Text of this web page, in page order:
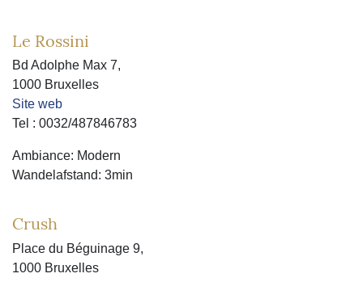
Le Rossini
Bd Adolphe Max 7,
1000 Bruxelles
Site web
Tel : 0032/487846783
Ambiance: Modern
Wandelafstand: 3min
Crush
Place du Béguinage 9,
1000 Bruxelles